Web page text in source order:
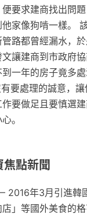
要求建商找出問
家像狗啃一樣。
路都曾經漏水，
讓建商到市政府
到一年的房子竟多
要處理的誠意，
要做足且要慎選
。
點新聞
2016年3月引進韓
店」等國外美食的